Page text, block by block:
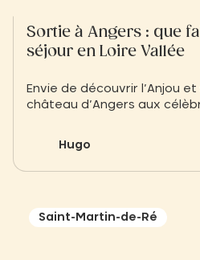
Sortie à Angers : que
séjour en Loire Vallée
Envie de découvrir l’Anjou
château d’Angers aux
gastronomie et châteaux :
meilleures sorties depuis le
Hugo
Saint-Martin-de-Ré